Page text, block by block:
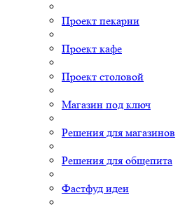
Проект пекарни
Проект кафе
Проект столовой
Магазин под ключ
Решения для магазинов
Решения для общепита
Фастфуд идеи